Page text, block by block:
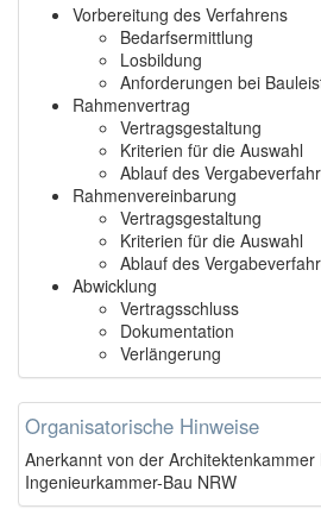
Vorbereitung des Verfahrens
Bedarfsermittlung
Losbildung
Anforderungen bei
Rahmenvertrag
Vertragsgestaltung
Kriterien für die Auswahl
Ablauf des
Rahmenvereinbarung
Vertragsgestaltung
Kriterien für die Auswahl
Ablauf des
Abwicklung
Vertragsschluss
Dokumentation
Verlängerung
Organisatorische Hinweise
Anerkannt von der Architektenkammer
Ingenieurkammer-Bau NRW